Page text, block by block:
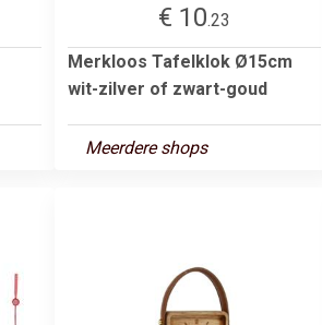
€ 10.23
Merkloos Tafelklok Ø15cm
wit-zilver of zwart-goud
Meerdere shops